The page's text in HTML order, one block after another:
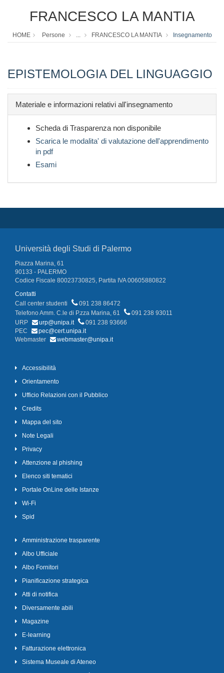
FRANCESCO LA MANTIA
HOME Persone ... FRANCESCO LA MANTIA Insegnamento
EPISTEMOLOGIA DEL LINGUAGGIO
Materiale e informazioni relativi all'insegnamento
Scheda di Trasparenza non disponibile
Scarica le modalita' di valutazione dell'apprendimento
in pdf
Esami
Università degli Studi di Palermo
Piazza Marina, 61
90133 - PALERMO
Codice Fiscale 80023730825, Partita IVA 00605880822
Contatti
Call center studenti
091 238 86472
Telefono Amm. C.le di P.zza Marina, 61
091 238 93011
URP
urp@unipa.it
091 238 93666
PEC
pec@cert.unipa.it
Webmaster
webmaster@unipa.it
Accessibilità
Orientamento
Ufficio Relazioni con il Pubblico
Credits
Mappa del sito
Note Legali
Privacy
Attenzione al phishing
Elenco siti tematici
Portale OnLine delle Istanze
Wi-Fi
Spid
Amministrazione trasparente
Albo Ufficiale
Albo Fornitori
Pianificazione strategica
Atti di notifica
Diversamente abili
Magazine
E-learning
Fatturazione elettronica
Sistema Museale di Ateneo